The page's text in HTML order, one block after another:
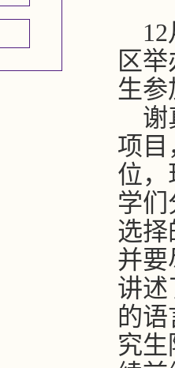
12
区
生
谢
项目
位，
学
选择
并要
讲述
的
究